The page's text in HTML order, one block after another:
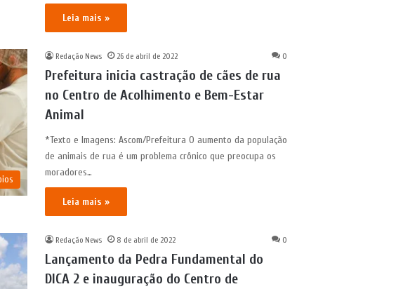
Leia mais »
Redação News 26 de abril de 2022 0
Prefeitura inicia castração de cães de rua
no Centro de Acolhimento e Bem-Estar
Animal
*Texto e Imagens: Ascom/Prefeitura O aumento da população
de animais de rua é um problema crônico que preocupa os
moradores…
Leia mais »
Redação News 8 de abril de 2022 0
Lançamento da Pedra Fundamental do
DICA 2 e inauguração do Centro de